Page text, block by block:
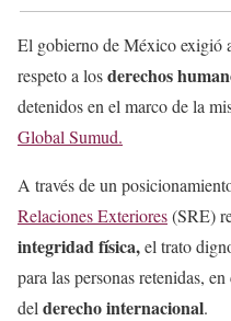
El gobierno de México exigió
respeto a losderechos
detenidos en el marco de la
Global Sumud.
A través de un
Relaciones Exteriores(SRE)
integridad física,el trato
para las personas retenidas,
del derecho internacional.